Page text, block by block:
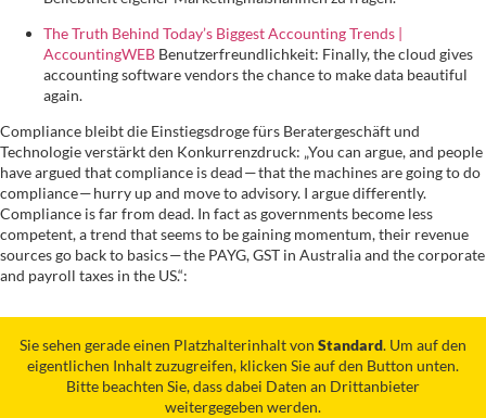
The Truth Behind Today’s Biggest Accounting Trends |
AccountingWEB Benutzerfreundlichkeit: Finally, the cloud gives
accounting software vendors the chance to make data beautiful
again.
Compliance bleibt die Einstiegsdroge fürs Beratergeschäft und
Technologie verstärkt den Konkurrenzdruck: „You can argue, and people
have argued that compliance is dead — that the machines are going to do
compliance — hurry up and move to advisory. I argue differently.
Compliance is far from dead. In fact as governments become less
competent, a trend that seems to be gaining momentum, their revenue
sources go back to basics — the PAYG, GST in Australia and the corporate
and payroll taxes in the US.“:
Sie sehen gerade einen Platzhalterinhalt von Standard. Um auf den
eigentlichen Inhalt zuzugreifen, klicken Sie auf den Button unten.
Bitte beachten Sie, dass dabei Daten an Drittanbieter
weitergegeben werden.